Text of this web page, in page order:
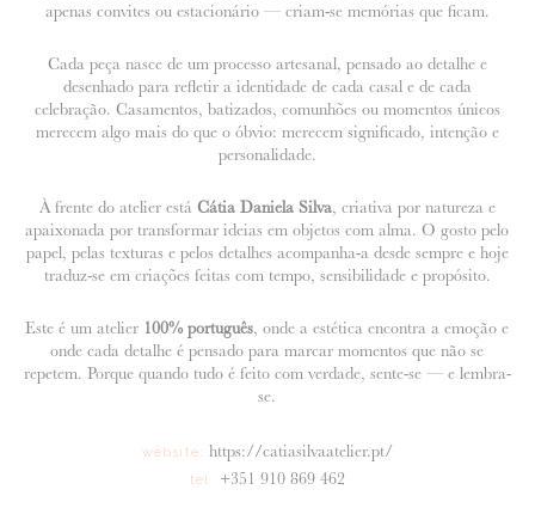
apenas convites ou estacionário — criam-se memórias que ficam.
Cada peça nasce de um processo artesanal, pensado ao detalhe e
desenhado para refletir a identidade de cada casal e de cada
celebração. Casamentos, batizados, comunhões ou momentos únicos
merecem algo mais do que o óbvio: merecem significado, intenção e
personalidade.
À frente do atelier está Cátia Daniela Silva, criativa por natureza e
apaixonada por transformar ideias em objetos com alma. O gosto pelo
papel, pelas texturas e pelos detalhes acompanha-a desde sempre e hoje
traduz-se em criações feitas com tempo, sensibilidade e propósito.
Este é um atelier 100% português, onde a estética encontra a emoção e
onde cada detalhe é pensado para marcar momentos que não se
repetem. Porque quando tudo é feito com verdade, sente-se — e lembra-
se.
website: https://catiasilvaatelier.pt/
tel: +351 910 869 462